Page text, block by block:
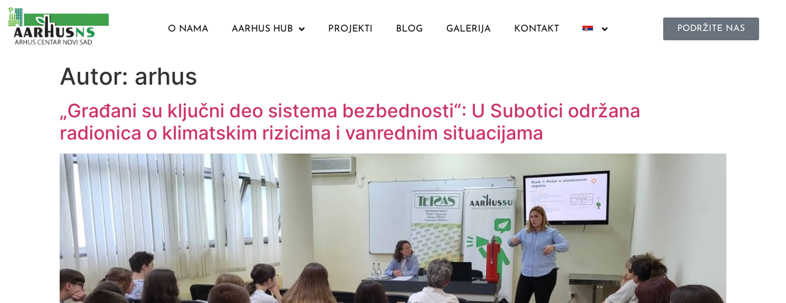
O NAMA AARHUS HUB PROJEKTI BLOG GALERIJA KONTAKT PODRŽITE NAS
Autor: arhus
„Građani su ključni deo sistema bezbednosti“: U Subotici održana
radionica o klimatskim rizicima i vanrednim situacijama